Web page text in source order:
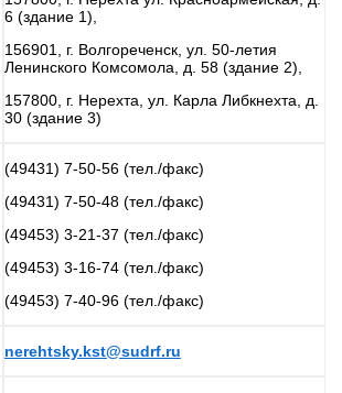
6 (здание 1),
156901, г. Волгореченск, ул. 50-летия
Ленинского Комсомола, д. 58 (здание 2),
157800, г. Нерехта, ул. Карла Либкнехта, д.
30 (здание 3)
(49431) 7-50-56 (тел./факс)
(49431) 7-50-48 (тел./факс)
(49453) 3-21-37 (тел./факс)
(49453) 3-16-74 (тел./факс)
(49453) 7-40-96 (тел./факс)
nerehtsky.kst@sudrf.ru